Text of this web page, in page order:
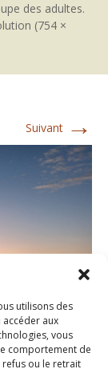
utilisons des
aux
vous
comportement de
refus ou le retrait
des adultes.
(754 ×
Suivant →